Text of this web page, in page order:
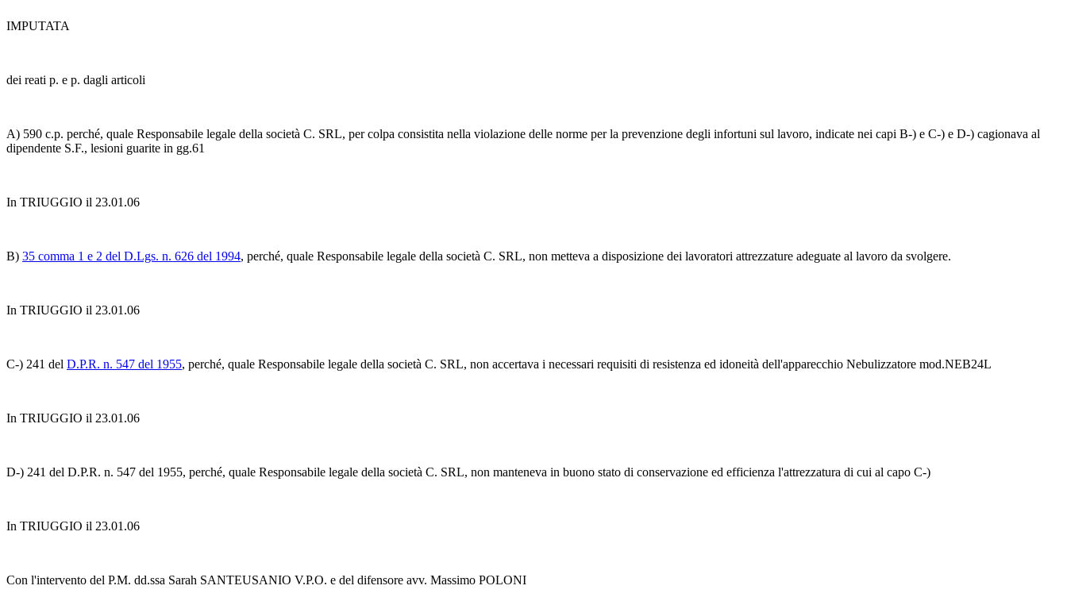
IMPUTATA
dei reati p. e p. dagli articoli
A) 590 c.p. perché, quale Responsabile legale della società C. SRL, per colpa consistita nella violazione delle norme per la prevenzione degli infortuni sul lavoro, indicate nei capi B-) e C-) e D-) cagionava al
dipendente S.F., lesioni guarite in gg.61
In TRIUGGIO il 23.01.06
B) 35 comma 1 e 2 del D.Lgs. n. 626 del 1994, perché, quale Responsabile legale della società C. SRL, non metteva a disposizione dei lavoratori attrezzature adeguate al lavoro da svolgere.
In TRIUGGIO il 23.01.06
C-) 241 del D.P.R. n. 547 del 1955, perché, quale Responsabile legale della società C. SRL, non accertava i necessari requisiti di resistenza ed idoneità dell'apparecchio Nebulizzatore mod.NEB24L
In TRIUGGIO il 23.01.06
D-) 241 del D.P.R. n. 547 del 1955, perché, quale Responsabile legale della società C. SRL, non manteneva in buono stato di conservazione ed efficienza l'attrezzatura di cui al capo C-)
In TRIUGGIO il 23.01.06
Con l'intervento del P.M. dd.ssa Sarah SANTEUSANIO V.P.O. e del difensore avv. Massimo POLONI